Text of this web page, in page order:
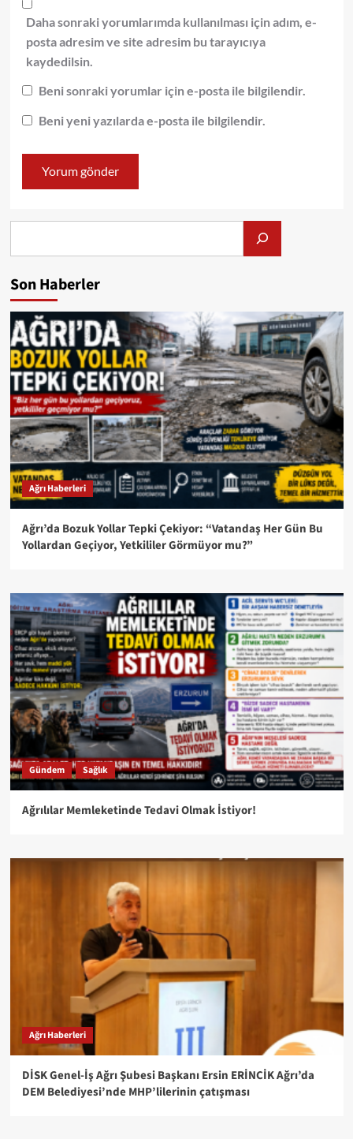
Daha sonraki yorumlarımda kullanılması için adım, e-
posta adresim ve site adresim bu tarayıcıya
kaydedilsin.
Beni sonraki yorumlar için e-posta ile bilgilendir.
Beni yeni yazılarda e-posta ile bilgilendir.
Son Haberler
Ağrı Haberleri
Ağrı’da Bozuk Yollar Tepki Çekiyor: “Vatandaş Her Gün Bu
Yollardan Geçiyor, Yetkililer Görmüyor mu?”
Gündem Sağlık
Ağrılılar Memleketinde Tedavi Olmak İstiyor!
Ağrı Haberleri
DİSK Genel-İş Ağrı Şubesi Başkanı Ersin ERİNCİK Ağrı’da
DEM Belediyesi’nde MHP’lilerinin çatışması